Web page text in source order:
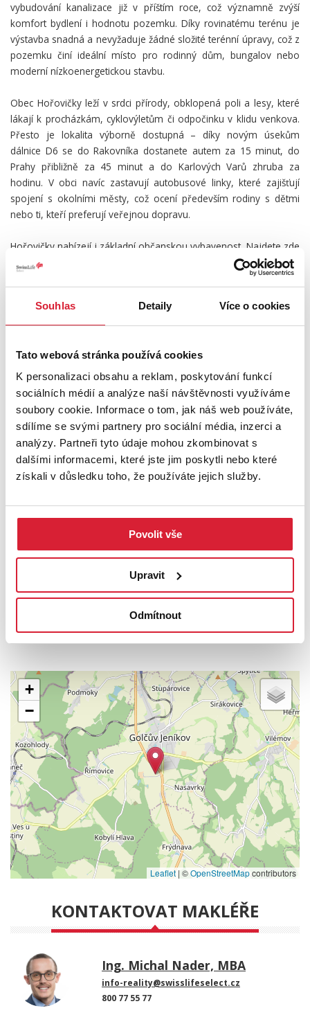
Souhlas Detaily Více o cookies
Tato webová stránka používá cookies
K personalizaci obsahu a reklam, poskytování funkcí
sociálních médií a analýze naší návštěvnosti využíváme
soubory cookie. Informace o tom, jak náš web používáte,
sdílíme se svými partnery pro sociální média, inzerci a
analýzy. Partneři tyto údaje mohou zkombinovat s
dalšími informacemi, které jste jim poskytli nebo které
získali v důsledku toho, že používáte jejich služby.
Povolit vše
Upravit
Odmítnout
vybudování kanalizace již v příštím roce, což významně zvýší
komfort bydlení i hodnotu pozemku. Díky rovinatému terénu je
výstavba snadná a nevyžaduje žádné složité terénní úpravy, což z
pozemku činí ideální místo pro rodinný dům, bungalov nebo
moderní nízkoenergetickou stavbu.
Obec Hořovičky leží v srdci přírody, obklopená poli a lesy, které
lákají k procházkám, cyklovýletům či odpočinku v klidu venkova.
Přesto je lokalita výborně dostupná – díky novým úsekům
dálnice D6 se do Rakovníka dostanete autem za 15 minut, do
Prahy přibližně za 45 minut a do Karlových Varů zhruba za
hodinu. V obci navíc zastavují autobusové linky, které zajišťují
spojení s okolními městy, což ocení především rodiny s dětmi
nebo ti, kteří preferují veřejnou dopravu.
Hořovičky nabízejí i základní občanskou vybavenost. Najdete zde
menší obchod, poštu, zdravotní služby a možnosti kulturního i
sportovního vyžití. Pro širší nabídku obchodů, škol a služeb stačí
městská infrastruktura. Tato lokalita tak ideálně kombinuje
venkovský klid a přírodní prostředí s pohodlím moderního života
Pozemek představuje jedinečnou příležitost pro ty, kdo hledají
vyvážené spojení klidu, přírody a dostupnosti městské
infrastruktury. Díky své připravenosti k výstavbě, napojení na
elektřinu, přítomnosti jímky, dešťové nádrže, garáže a
zahradního domku je vhodný nejen pro rodiny plánující stavbu
nového domova, ale i jako investice do budoucna.
Přijeďte se přesvědčit osobně – na místě ucítíte kouzlo tohoto
výbornou dopravní dostupností. Tento pozemek je připraven stát
se základem pro váš nový domov.
nemovitost zájemci s nejvyšší nabídkou.
UMÍSTĚNÍ OBJEKTU
+
−
Leaflet | ©OpenStreetMapcontributors
KONTAKTOVAT MAKLÉŘE
Ing. Michal Nader, MBA
info-reality@swisslifeselect.cz
800 77 55 77